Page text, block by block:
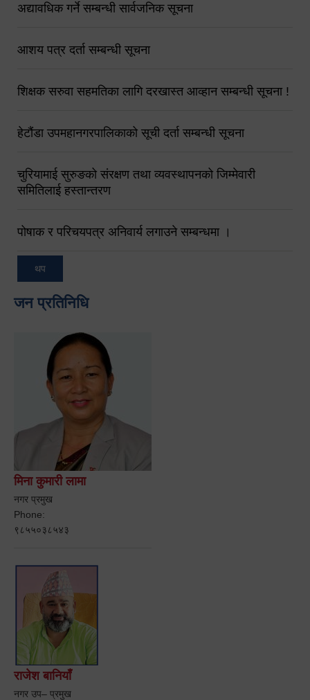
अद्यावधिक गर्ने सम्बन्धी सार्वजनिक सूचना
आशय पत्र दर्ता सम्बन्धी सूचना
शिक्षक सरुवा सहमतिका लागि दरखास्त आव्हान सम्बन्धी सूचना !
हेटौंडा उपमहानगरपालिकाको सूची दर्ता सम्बन्धी सूचना
चुरियामाई सुरुङको संरक्षण तथा व्यवस्थापनको जिम्मेवारी
समितिलाई हस्तान्तरण
पोषाक र परिचयपत्र अनिवार्य लगाउने सम्बन्धमा ।
थप
जन प्रतिनिधि
मिना कुमारी लामा
नगर प्रमुख
Phone:
९८५५०३८५४३
राजेश बानियाँ
नगर उप– प्रमुख